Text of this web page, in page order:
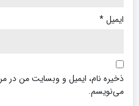
ایمیل*
ذخیره نام، ایمیل و وبسایت من در
می‌نویسم.